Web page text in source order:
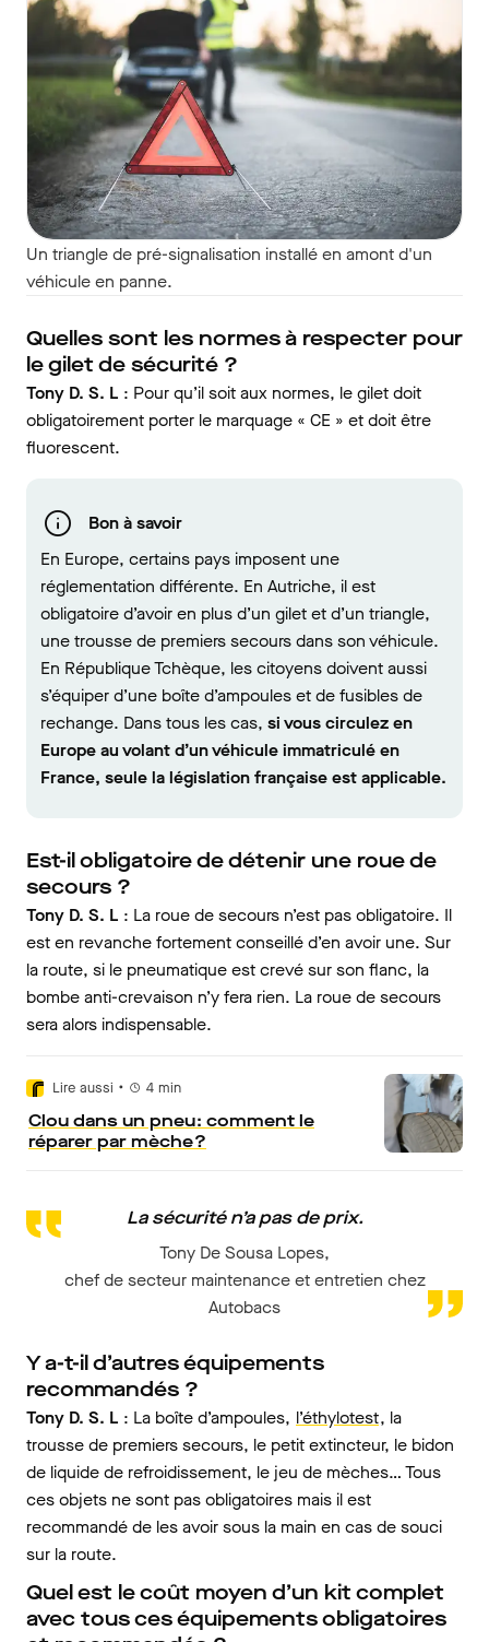
Un triangle de pré-signalisation installé en amont d'un
véhicule en panne.
Quelles sont les normes à respecter pour
le gilet de sécurité ?
Tony D. S. L : Pour qu’il soit aux normes, le gilet doit
obligatoirement porter le marquage « CE » et doit être
fluorescent.
Bon à savoir
En Europe, certains pays imposent une
réglementation différente. En Autriche, il est
obligatoire d’avoir en plus d’un gilet et d’un triangle,
une trousse de premiers secours dans son véhicule.
En République Tchèque, les citoyens doivent aussi
s’équiper d’une boîte d’ampoules et de fusibles de
rechange. Dans tous les cas, si vous circulez en
Europe au volant d’un véhicule immatriculé en
France, seule la législation française est applicable.
Est-il obligatoire de détenir une roue de
secours ?
Tony D. S. L : La roue de secours n’est pas obligatoire. Il
est en revanche fortement conseillé d’en avoir une. Sur
la route, si le pneumatique est crevé sur son flanc, la
bombe anti-crevaison n’y fera rien. La roue de secours
sera alors indispensable.
Lire aussi • 4 min
Clou dans un pneu : comment le
réparer par mèche ?
La sécurité n’a pas de prix.
Tony De Sousa Lopes,
chef de secteur maintenance et entretien chez
Autobacs
Y a-t-il d’autres équipements
recommandés ?
Tony D. S. L : La boîte d’ampoules, l’éthylotest, la
trousse de premiers secours, le petit extincteur, le bidon
de liquide de refroidissement, le jeu de mèches… Tous
ces objets ne sont pas obligatoires mais il est
recommandé de les avoir sous la main en cas de souci
sur la route.
Quel est le coût moyen d’un kit complet
avec tous ces équipements obligatoires